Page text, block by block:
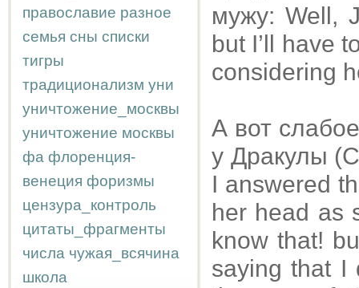
православие разное
семья сны списки
тигры
традиционализм уни
уничтожение_москвы
уничтожение москвы
фа флоренция-
венеция форизмы
цензура_контроль
цитаты_фрагменты
числа чужая_всячина
школа
мужу: Well,
but I’ll have
considering
А вот
у Дракулы
I answered
her head as
know that!
saying that I